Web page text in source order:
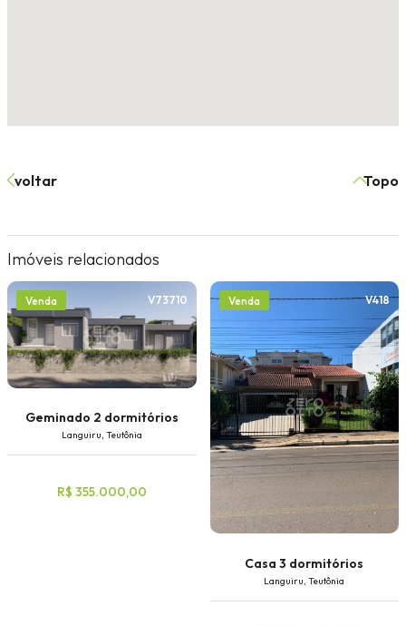
voltar Topo
Imóveis relacionados
Venda V73710
Geminado 2 dormitórios
Languiru, Teutônia
R$ 355.000,00
Venda V418
Casa 3 dormitórios
Languiru, Teutônia